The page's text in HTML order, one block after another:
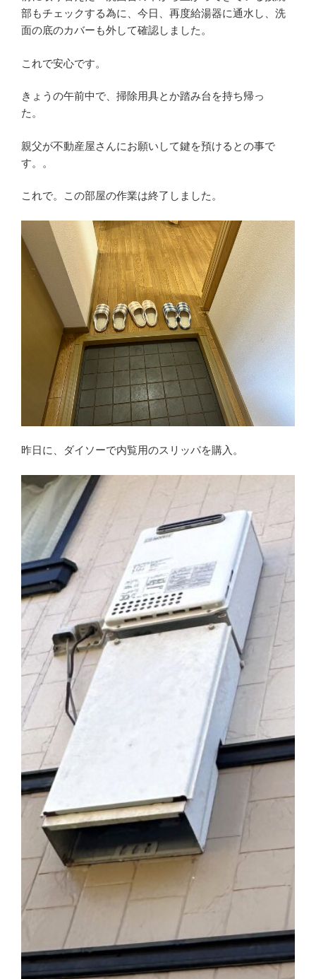
部もチェックする為に、今日、再度給湯器に通水し、洗
面の底のカバーも外して確認しました。
これで安心です。
きょうの午前中で、掃除用具とか踏み台を持ち帰っ
た。
親父が不動産屋さんにお願いして鍵を預けるとの事で
す。。
これで。この部屋の作業は終了しました。
昨日に、ダイソーで内覧用のスリッパを購入。